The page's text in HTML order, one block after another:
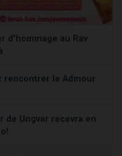
d'hommage au Rav
rencontrer le Admour
de Ungvar recevra en